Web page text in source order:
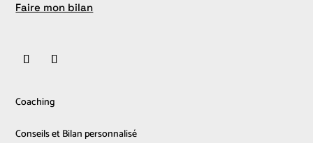
Faire mon bilan
Coaching
Conseils et Bilan personnalisé